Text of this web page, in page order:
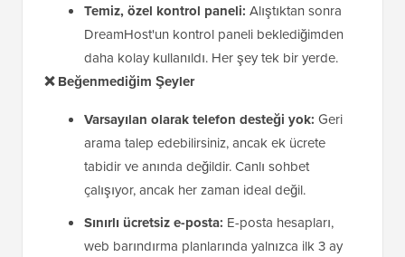
Temiz, özel kontrol paneli: Alıştıktan sonra
DreamHost'un kontrol paneli beklediğimden
daha kolay kullanıldı. Her şey tek bir yerde.
❌ Beğenmediğim Şeyler
Varsayılan olarak telefon desteği yok: Geri
arama talep edebilirsiniz, ancak ek ücrete
tabidir ve anında değildir. Canlı sohbet
çalışıyor, ancak her zaman ideal değil.
Sınırlı ücretsiz e-posta: E-posta hesapları,
web barındırma planlarında yalnızca ilk 3 ay